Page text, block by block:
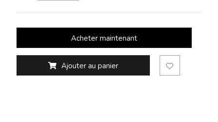
Acheter maintenant
Ajouter au panier